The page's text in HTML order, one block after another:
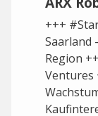
+++
Saarland
Region
Ventures